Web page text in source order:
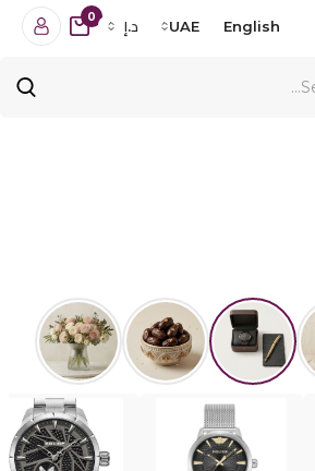
English
UAE د.إ
0